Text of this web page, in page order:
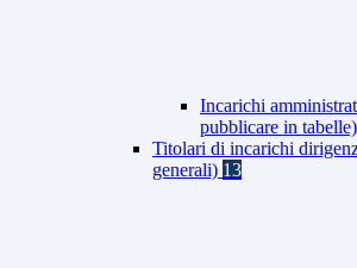
Incarichi
pubblicare in tabelle)
Titolari di incarichi
generali) 13